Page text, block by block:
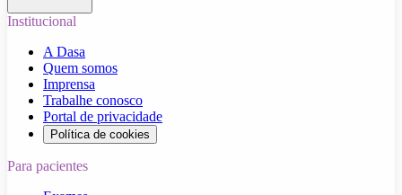
Institucional
A Dasa
Quem somos
Imprensa
Trabalhe conosco
Portal de privacidade
Política de cookies
Para pacientes